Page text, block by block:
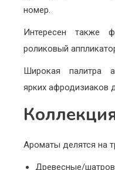
номер.
Интересен также
роликовый
Широкая
ярких афродизиаков
Ароматы делятся на
Древесные/